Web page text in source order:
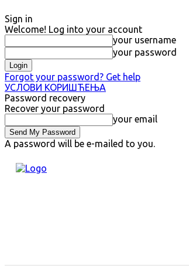
Sign in
Welcome! Log into your account
your username
your password
Forgot your password? Get help
УСЛОВИ КОРИШЋЕЊА
Password recovery
Recover your password
your email
A password will be e-mailed to you.